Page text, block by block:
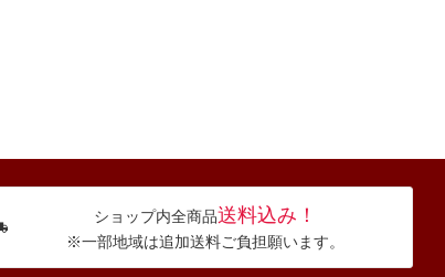
ショップ内全商品送料込み！
※一部地域は追加送料ご負担願います。